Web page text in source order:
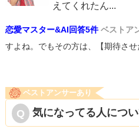
えてくれたん...
恋愛マスター&AI回答5件 ベストア
すよね。でもその方は、【期待させ
ベストアンサーあり
気になってる人につい